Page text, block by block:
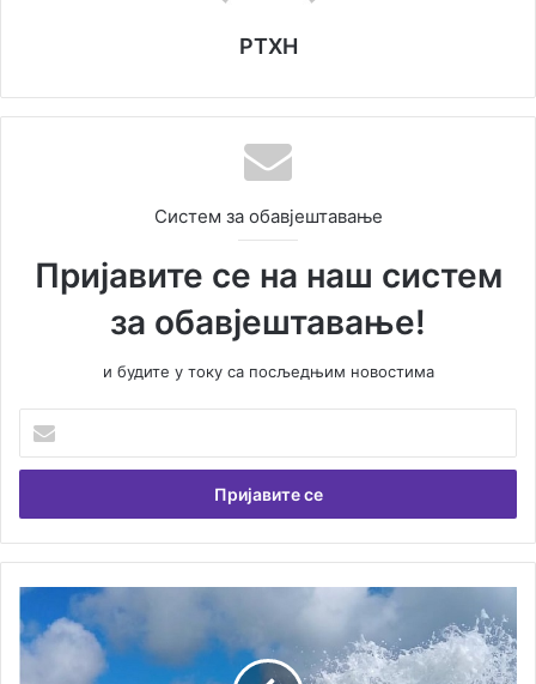
РТХН
Систем за обавјештавање
Пријавите се на наш систем
за обавјештавање!
и будите у току са посљедњим новостима
Вашу
емаил
ЗИМА
2021:
СЕРВИСНЕ
ИНФОРМАЦИЈЕ